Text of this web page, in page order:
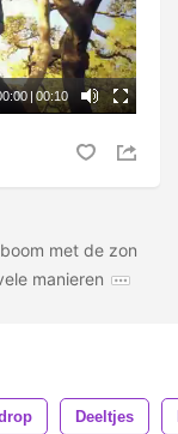
| 00:10
met de zon
manieren
Deeltjes